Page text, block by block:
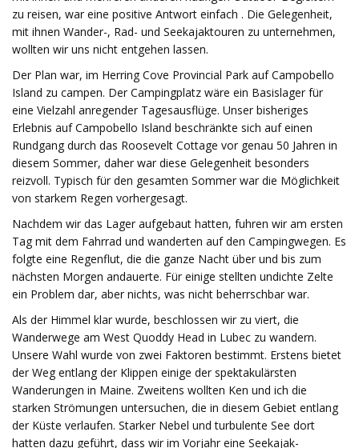
zu reisen, war eine positive Antwort einfach . Die Gelegenheit,
mit ihnen Wander-, Rad- und Seekajaktouren zu unternehmen,
wollten wir uns nicht entgehen lassen.
Der Plan war, im Herring Cove Provincial Park auf Campobello
Island zu campen. Der Campingplatz wäre ein Basislager für
eine Vielzahl anregender Tagesausflüge. Unser bisheriges
Erlebnis auf Campobello Island beschränkte sich auf einen
Rundgang durch das Roosevelt Cottage vor genau 50 Jahren in
diesem Sommer, daher war diese Gelegenheit besonders
reizvoll. Typisch für den gesamten Sommer war die Möglichkeit
von starkem Regen vorhergesagt.
Nachdem wir das Lager aufgebaut hatten, fuhren wir am ersten
Tag mit dem Fahrrad und wanderten auf den Campingwegen. Es
folgte eine Regenflut, die die ganze Nacht über und bis zum
nächsten Morgen andauerte. Für einige stellten undichte Zelte
ein Problem dar, aber nichts, was nicht beherrschbar war.
Als der Himmel klar wurde, beschlossen wir zu viert, die
Wanderwege am West Quoddy Head in Lubec zu wandern.
Unsere Wahl wurde von zwei Faktoren bestimmt. Erstens bietet
der Weg entlang der Klippen einige der spektakulärsten
Wanderungen in Maine. Zweitens wollten Ken und ich die
starken Strömungen untersuchen, die in diesem Gebiet entlang
der Küste verlaufen. Starker Nebel und turbulente See dort
hatten dazu geführt, dass wir im Vorjahr eine Seekajak-